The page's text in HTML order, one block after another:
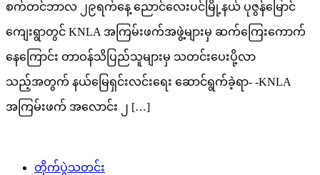
စက်တင်ဘာလ ၂၉ရက်နေ့ ညောင်လေးပင်မြို့နယ် ပုဇွန်မြောင်
ကျေးရွာတွင် KNLA အကြမ်းဖက်အဖွဲ့များမှ ဆက်ကြေးကောက်
နေကြောင်း တာဝန်သိပြည်သူများမှ သတင်းပေးပို့လာ
သည့်အတွက် နယ်မြေရှင်းလင်း‌ရေး ဆောင်ရွက်ခဲ့ရာ- -KNLA
အကြမ်းဖက် အလောင်း ၂ […]
တိုက်ပွဲသတင်း